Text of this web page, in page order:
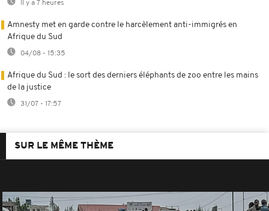
Il y a 7 heures
Amnesty met en garde contre le harcèlement anti-immigrés en
Afrique du Sud
04/08 - 15:35
Afrique du Sud : le sort des derniers éléphants de zoo entre les mains
de la justice
31/07 - 17:57
SUR LE MÊME THÈME